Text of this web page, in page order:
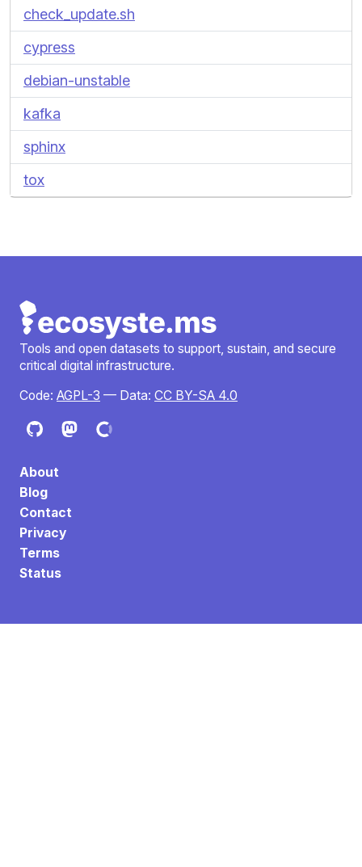
check_update.sh
cypress
debian-unstable
kafka
sphinx
tox
Tools and open datasets to support, sustain, and secure
critical digital infrastructure.
Code: AGPL-3 — Data: CC BY-SA 4.0
About
Blog
Contact
Privacy
Terms
Status